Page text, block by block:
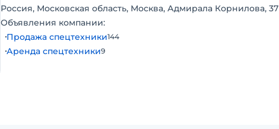
Россия, Московская область, Москва, Адмирала Корнилова, 37
Объявления компании:
Продажа спецтехники144
Аренда спецтехники9